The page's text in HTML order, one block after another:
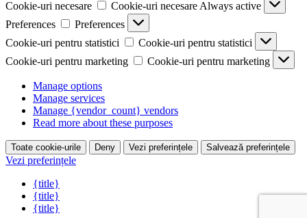
Cookie-uri necesare
Cookie-uri necesare Always active
Preferences
Preferences
Cookie-uri pentru statistici
Cookie-uri pentru statistici
Cookie-uri pentru marketing
Cookie-uri pentru marketing
Manage options
Manage services
Manage {vendor_count} vendors
Read more about these purposes
Toate cookie-urile Deny Vezi preferințele Salvează preferințele
Vezi preferințele
{title}
{title}
{title}